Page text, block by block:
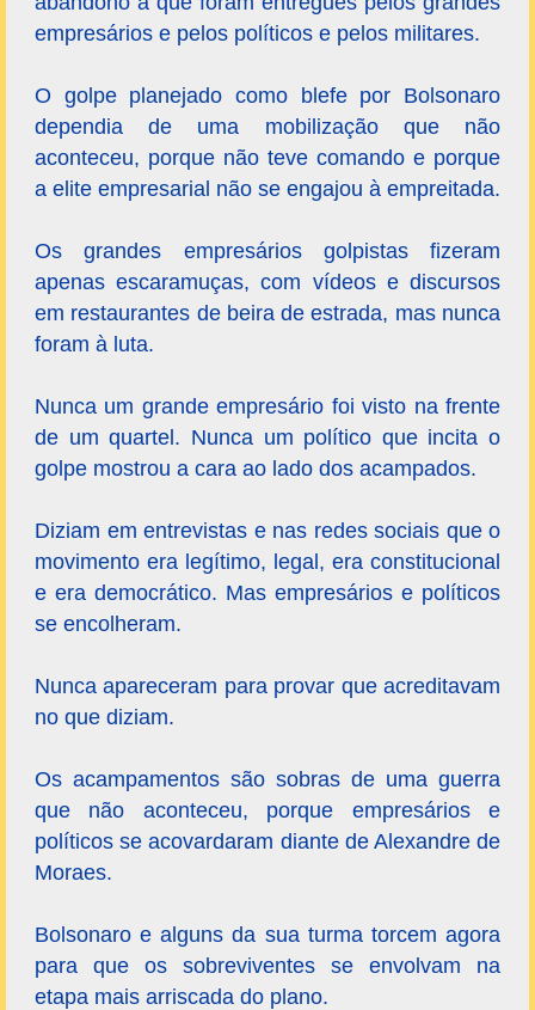
empresários e pelos políticos e pelos militares.
O golpe planejado como blefe por Bolsonaro
dependia de uma mobilização que não
aconteceu, porque não teve comando e porque
a elite empresarial não se engajou à empreitada.
Os grandes empresários golpistas fizeram
apenas escaramuças, com vídeos e discursos
em restaurantes de beira de estrada, mas nunca
foram à luta.
Nunca um grande empresário foi visto na frente
de um quartel. Nunca um político que incita o
golpe mostrou a cara ao lado dos acampados.
Diziam em entrevistas e nas redes sociais que o
movimento era legítimo, legal, era constitucional
e era democrático. Mas empresários e políticos
se encolheram.
Nunca apareceram para provar que acreditavam
no que diziam.
Os acampamentos são sobras de uma guerra
que não aconteceu, porque empresários e
políticos se acovardaram diante de Alexandre de
Moraes.
Bolsonaro e alguns da sua turma torcem agora
para que os sobreviventes se envolvam na
etapa mais arriscada do plano.